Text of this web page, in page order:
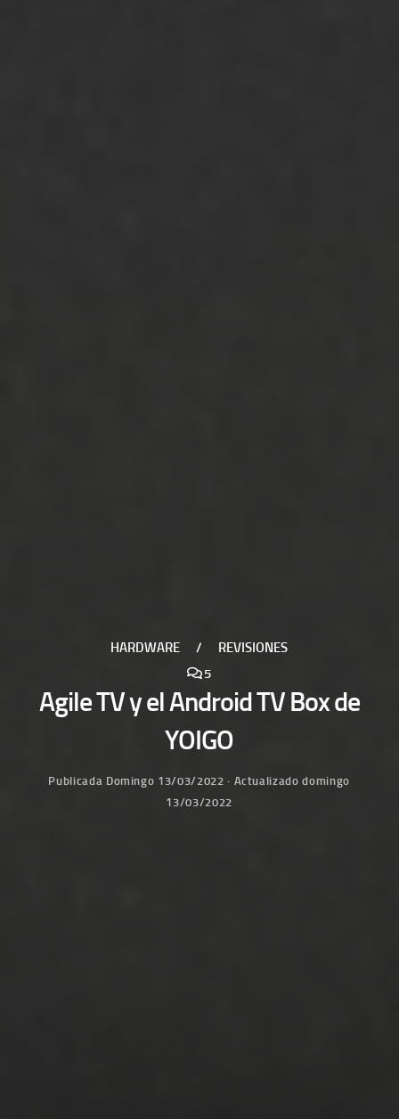
HARDWARE /
REVISIONES
5
Agile TV y el Android TV Box de
YOIGO
Publicada Domingo 13/03/2022 · Actualizadodomingo
13/03/2022